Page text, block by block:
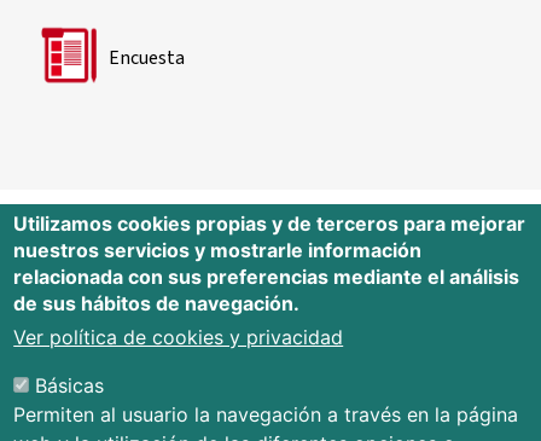
Encuesta
Editorial Universidad de Cantabria
Edificio Tres Torres, Torre C, planta –1
Avda. Los Castros s/n - 39005
Tfno.: 942 201 087 - 942 201 291
E-mail:publica@unican.es
Utilizamos cookies propias y de terceros para mejorar
nuestros servicios y mostrarle información
relacionada con sus preferencias mediante el análisis
de sus hábitos de navegación.
Ver política de cookies y privacidad
Básicas
Permiten al usuario la navegación a través en la página